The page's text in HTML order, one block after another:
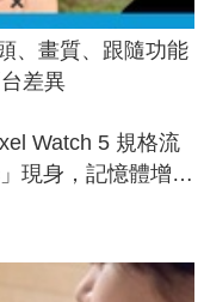
、畫質、跟隨功能
差異
Watch 5 規格流
現身，記憶體增強